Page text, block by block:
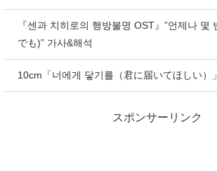
『센과 치히로의 행방불명 OST』”언제나 몇
でも)” 가사&해석
10cm「너에게 닿기를（君に届いてほしい）
スポンサーリンク